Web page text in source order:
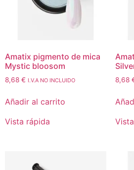
Amatix pigmento de mica
Mystic bloosom
8,68 € I.V.A NO INCLUIDO
Añadir al carrito
Vista rápida
8,68